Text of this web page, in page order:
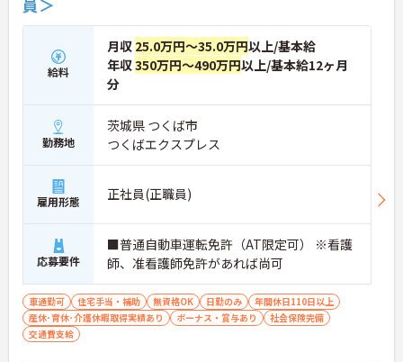
給料
月収 25.0万円～35.0万円以上/基本給
年収350万円～490万円以上/基本給12ヶ月
分
勤務地
茨城県 つくば市
つくばエクスプレス
雇用形態 正社員(正職員)
応募要件
■普通自動車運転免許（AT限定可） ※看護
師、准看護師免許があれば尚可
車通勤可 住宅手当・補助 無資格OK 日勤のみ
年間休日110日以上
産休･育休･介護休暇取得実績あり
ボーナス・賞与あり
社会保険完備
交通費支給